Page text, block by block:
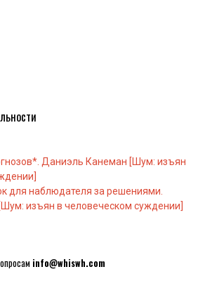
Даниэль Канеман [Шум: изъян
для наблюдателя за решениями.
изъян в человеческом суждении]
info@whiswh.com